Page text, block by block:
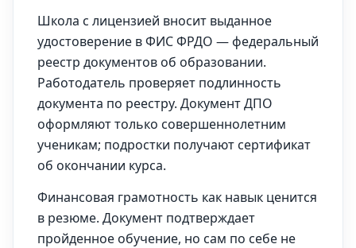
Школа с лицензией вносит выданное
удостоверение в ФИС ФРДО — федеральный
реестр документов об образовании.
Работодатель проверяет подлинность
документа по реестру. Документ ДПО
оформляют только совершеннолетним
ученикам; подростки получают сертификат
об окончании курса.
Финансовая грамотность как навык ценится
в резюме. Документ подтверждает
пройденное обучение, но сам по себе не